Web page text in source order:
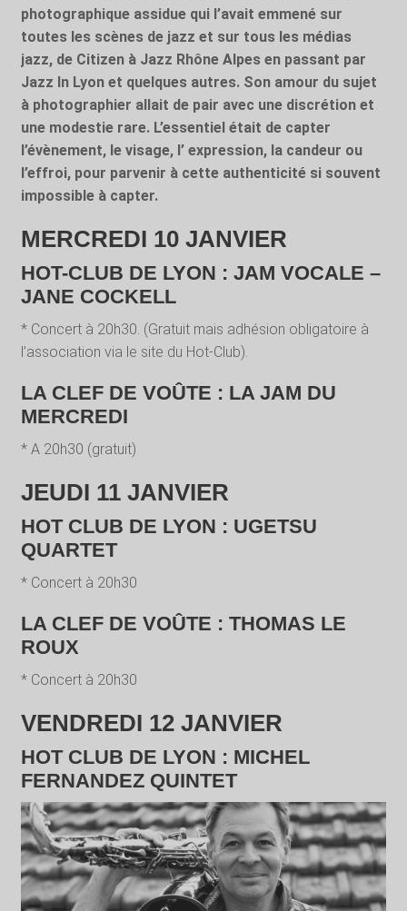
photographique assidue qui l’avait emmené sur
toutes les scènes de jazz et sur tous les médias
jazz, de Citizen à Jazz Rhône Alpes en passant par
Jazz In Lyon et quelques autres. Son amour du sujet
à photographier allait de pair avec une discrétion et
une modestie rare. L’essentiel était de capter
l’évènement, le visage, l’ expression, la candeur ou
l’effroi, pour parvenir à cette authenticité si souvent
impossible à capter.
MERCREDI 10 JANVIER
HOT-CLUB DE LYON : JAM VOCALE –
JANE COCKELL
* Concert à 20h30. (Gratuit mais adhésion obligatoire à
l’association via le site du Hot-Club).
LA CLEF DE VOÛTE : LA JAM DU
MERCREDI
* A 20h30 (gratuit)
JEUDI 11 JANVIER
HOT CLUB DE LYON : UGETSU
QUARTET
* Concert à 20h30
LA CLEF DE VOÛTE : THOMAS LE
ROUX
* Concert à 20h30
VENDREDI 12 JANVIER
HOT CLUB DE LYON : MICHEL
FERNANDEZ QUINTET